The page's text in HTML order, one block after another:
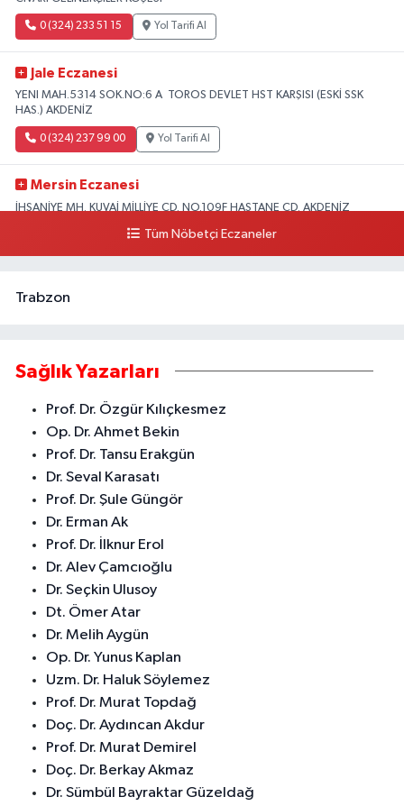
0 (324) 233 51 15 Yol Tarifi Al
Jale Eczanesi
YENI MAH.5314 SOK.NO:6 A TOROS DEVLET HST KARŞISI (ESKİ SSK
HAS.) AKDENİZ
0 (324) 237 99 00 Yol Tarifi Al
Mersin Eczanesi
İHSANİYE MH. KUVAİ MİLLİYE CD. NO.109F HASTANE CD. AKDENİZ
Tüm Nöbetçi Eczaneler
Trabzon
Sağlık Yazarları
Prof. Dr. Özgür Kılıçkesmez
Op. Dr. Ahmet Bekin
Prof. Dr. Tansu Erakgün
Dr. Seval Karasatı
Prof. Dr. Şule Güngör
Dr. Erman Ak
Prof. Dr. İlknur Erol
Dr. Alev Çamcıoğlu
Dr. Seçkin Ulusoy
Dt. Ömer Atar
Dr. Melih Aygün
Op. Dr. Yunus Kaplan
Uzm. Dr. Haluk Söylemez
Prof. Dr. Murat Topdağ
Doç. Dr. Aydıncan Akdur
Prof. Dr. Murat Demirel
Doç. Dr. Berkay Akmaz
Dr. Sümbül Bayraktar Güzeldağ